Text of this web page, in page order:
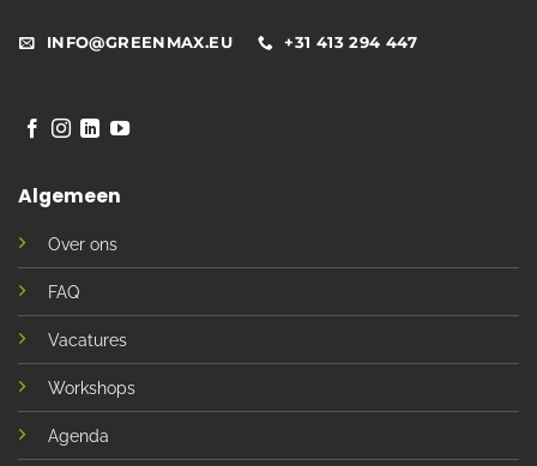
INFO@GREENMAX.EU +31 413 294 447
Algemeen
Over ons
FAQ
Vacatures
Workshops
Agenda